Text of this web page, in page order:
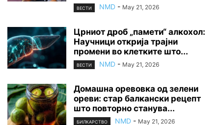
ВЕСТИ NMD - May 21, 2026
Црниот дроб „памети“ алкохол:
Научници открија трајни
промени во клетките што...
ВЕСТИ NMD - May 21, 2026
Домашна оревовка од зелени
ореви: стар балкански рецепт
што повторно станува...
БИЛКАРСТВО NMD - May 21, 2026